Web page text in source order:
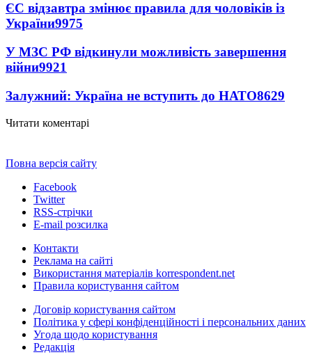
ЄС відзавтра змінює правила для чоловіків із
України9975
У МЗС РФ відкинули можливість завершення
війни9921
Залужний: Україна не вступить до НАТО8629
Читати коментарі
Повна версія сайту
Facebook
Twitter
RSS-стрічки
E-mail розсилка
Контакти
Реклама на сайті
Використання матеріалів korrespondent.net
Правила користування сайтом
Договір користування сайтом
Політика у сфері конфіденційності і персональних даних
Угода щодо користування
Редакція